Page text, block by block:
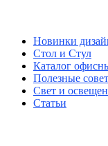
Новинки
Стол и Стул
Каталог
Полезные
Свет и
Статьи